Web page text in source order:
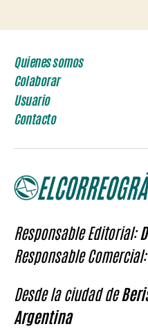
Quienes somos
Colaborar
Usuario
Contacto
Responsable Editorial:
Responsable Comercial:
Desde la ciudad de
Argentina